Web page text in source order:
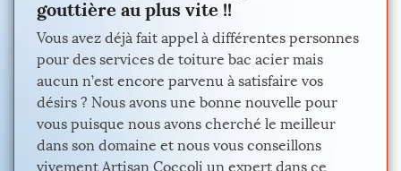
gouttière au plus vite !!
Vous avez déjà fait appel à différentes personnes
pour des services de toiture bac acier mais
aucun n’est encore parvenu à satisfaire vos
désirs ? Nous avons une bonne nouvelle pour
vous puisque nous avons cherché le meilleur
dans son domaine et nous vous conseillons
vivement Artisan Coccoli un expert dans ce